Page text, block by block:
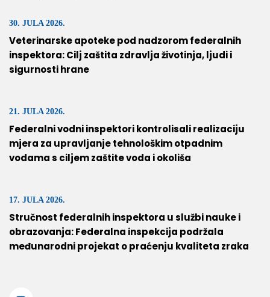
30. JULA 2026.
Veterinarske apoteke pod nadzorom federalnih
inspektora: Cilj zaštita zdravlja životinja, ljudi i
sigurnosti hrane
21. JULA 2026.
Federalni vodni inspektori kontrolisali realizaciju
mjera za upravljanje tehnološkim otpadnim
vodama s ciljem zaštite voda i okoliša
17. JULA 2026.
Stručnost federalnih inspektora u službi nauke i
obrazovanja: Federalna inspekcija podržala
međunarodni projekat o praćenju kvaliteta zraka